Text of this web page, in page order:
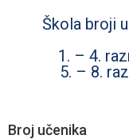
Škola broji
1. – 4.
5. – 8.
Broj učenika